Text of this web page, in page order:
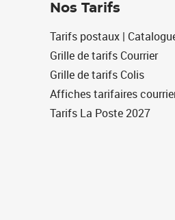
Nos Tarifs
Tarifs postaux |
Grille de tarifs Courrier
Grille de tarifs Colis
Affiches tarifaires
Tarifs La Poste 2027